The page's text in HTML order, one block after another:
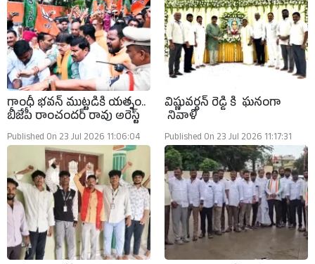
గాంధీ భవన్ ముట్టడికి యత్నం..
బీజేపీ రాంచందర్ రావు అరెస్ట్
Published On 23 Jul 2026 11:06:04
విష్ణువర్ధన్ రెడ్డి కి ఘనంగా
నివాళి
Published On 23 Jul 2026 11:17:31